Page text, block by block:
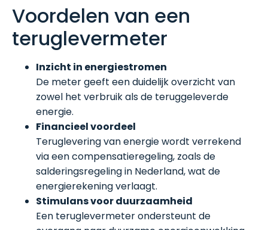
Voordelen van een
teruglevermeter
Inzicht in energiestromen
De meter geeft een duidelijk overzicht van
zowel het verbruik als de teruggeleverde
energie.
Financieel voordeel
Teruglevering van energie wordt verrekend
via een compensatieregeling, zoals de
salderingsregeling in Nederland, wat de
energierekening verlaagt.
Stimulans voor duurzaamheid
Een teruglevermeter ondersteunt de